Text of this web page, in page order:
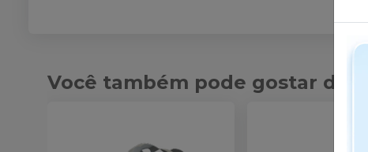
Você também pode gostar